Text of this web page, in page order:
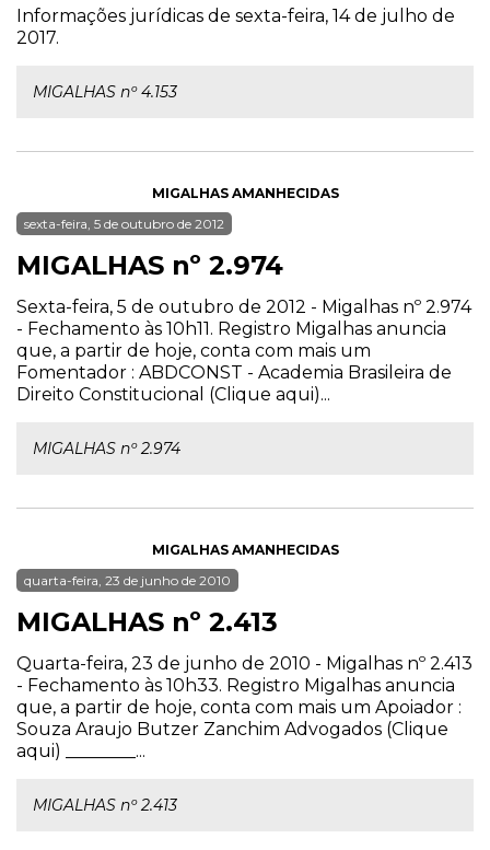
Informações jurídicas de sexta-feira, 14 de julho de
2017.
MIGALHAS nº 4.153
MIGALHAS AMANHECIDAS
sexta-feira, 5 de outubro de 2012
MIGALHAS nº 2.974
Sexta-feira, 5 de outubro de 2012 - Migalhas nº 2.974
- Fechamento às 10h11. Registro Migalhas anuncia
que, a partir de hoje, conta com mais um
Fomentador : ABDCONST - Academia Brasileira de
Direito Constitucional (Clique aqui)...
MIGALHAS nº 2.974
MIGALHAS AMANHECIDAS
quarta-feira, 23 de junho de 2010
MIGALHAS nº 2.413
Quarta-feira, 23 de junho de 2010 - Migalhas nº 2.413
- Fechamento às 10h33. Registro Migalhas anuncia
que, a partir de hoje, conta com mais um Apoiador :
Souza Araujo Butzer Zanchim Advogados (Clique
aqui) ________...
MIGALHAS nº 2.413